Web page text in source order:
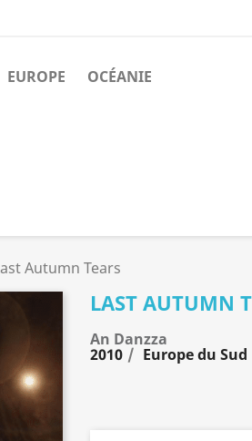
EUROPE OCÉANIE
Autumn Tears
LAST AUTUMN
An Danzza
2010 Europe du Sud